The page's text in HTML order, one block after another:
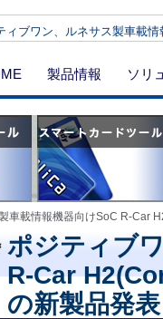
ィブワン、ルネサス製車載
製品情報 ソリ
車載情報機器向けSoC R-Car
ポジティブ
R-Car
の新製品発表